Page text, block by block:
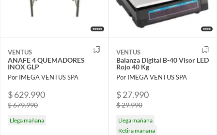
VENTUS
ANAFE 4 QUEMADORES
INOX GLP
Por IMEGA VENTUS SPA
$ 629.990
$ 679.990
Llega mañana
VENTUS
Balanza Digital B-40 Visor LED
Rojo 40 Kg
Por IMEGA VENTUS SPA
$ 27.990
$ 29.990
Llega mañana
Retira mañana